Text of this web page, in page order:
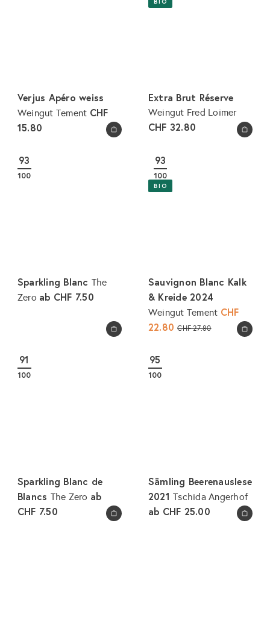
In den Warenkorb legen
Verjus Apéro weiss
Weingut Tement CHF
15.80
In den Warenkorb legen
Extra Brut Réserve
Weingut Fred Loimer
CHF 32.80
In den Warenkorb legen
93
100
Sparkling Blanc The
Zero ab CHF 7.50
In den Warenkorb legen
93
100
BIO
Sauvignon Blanc Kalk
& Kreide 2024
Weingut Tement S
CHF
22.80N
i
s
CHF 27.80
In den Warenkorb legen
91
100
Sparkling Blanc de
Blancs The Zero ab
CHF 7.50
In den Warenkorb legen
95
100
Sämling Beerenauslese
2021Tschida Angerhof
ab CHF 25.00